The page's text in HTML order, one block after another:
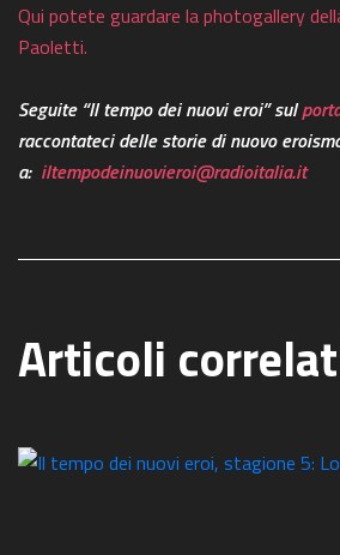
Qui potete guardare la photogallery
Paoletti.
Seguite “Il tempo dei nuovi eroi” sul
raccontateci delle storiedi nuovo
a: iltempodeinuovieroi@radioitalia.it
Articoli